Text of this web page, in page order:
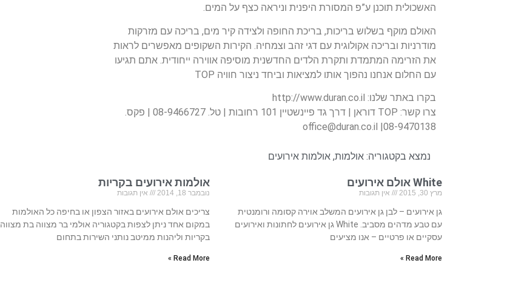
האשכולית תוכנן ע”פ המסורת היפנית וניראה כצף על המים.
האולם מוקף בשלוש בריכות, בריכת החופה ולצידה קיר מים, בריכה עם מזרקות
מודרניות ובריכה אקולוגית עם דגי זהב וצמחיה. הקירות השקופים מאפשרים לראות
את הזרימה המתמדת ותקרת הלדים החדשנית מוסיפה אווירה ייחודית. אתם תגיעו
עם החלום אנחנו נהפוך אותו למציאות וביחד ניצור חוויה TOP
בקרו באתר שלנו: http://www.duran.co.il
צרו קשר: TOP דוראן | דרך גד פיינשטיין 101 רחובות | טל. 08-9466727 | פקס.
office@duran.co.il
|08-9470138
נמצא בקטגוריה: אולמות, אולמות אירועים
White אולם אירועים
מרץ 30, 2015 אין תגובות
גן אירועים – לבן גן אירועים המשלב אוירה קסומה ורומנטית
עם טבע מדהים מסביב. White גן אירועים לחתונות ואירועים
עסקיים או פרטיים – אנו מציעים
Read More »
אולמות אירועים בקריות
נובמבר 18, 2014 אין תגובות
צריכים אולם אירועים באזור הצפון או בחיפה כל האולמות
במקום אחד ניתן לצפות בקטגוריה אולמי בר מצווה בת מצווה
בקריות וליהנות ממיטב נותני השירות בתחום
Read More »